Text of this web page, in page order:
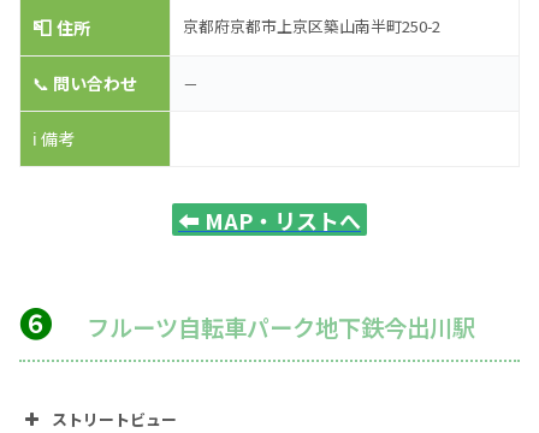
📮住所 京都府京都市上京区築山南半町250-2
📞 問い合わせ －
ℹ️ 備考
⬅️ MAP・リストへ
❻ フルーツ自転車パーク地下鉄今出川駅
ストリートビュー